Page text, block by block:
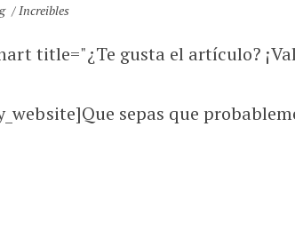
Increibles
title="¿Te gusta el artículo?
sepas que